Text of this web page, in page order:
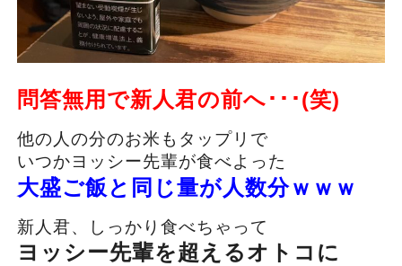
問答無用で新人君の前へ･･･(笑)
他の人の分のお米もタップリで
いつかヨッシー先輩が食べよった
大盛ご飯と同じ量が人数分ｗｗｗ
新人君、しっかり食べちゃって
ヨッシー先輩を超えるオトコに